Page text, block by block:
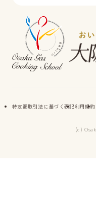
特定商取引法に基づく表記利用規約
(c)